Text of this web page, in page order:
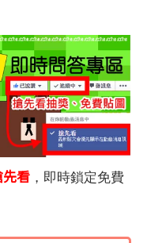
看 ，即時鎖定免費